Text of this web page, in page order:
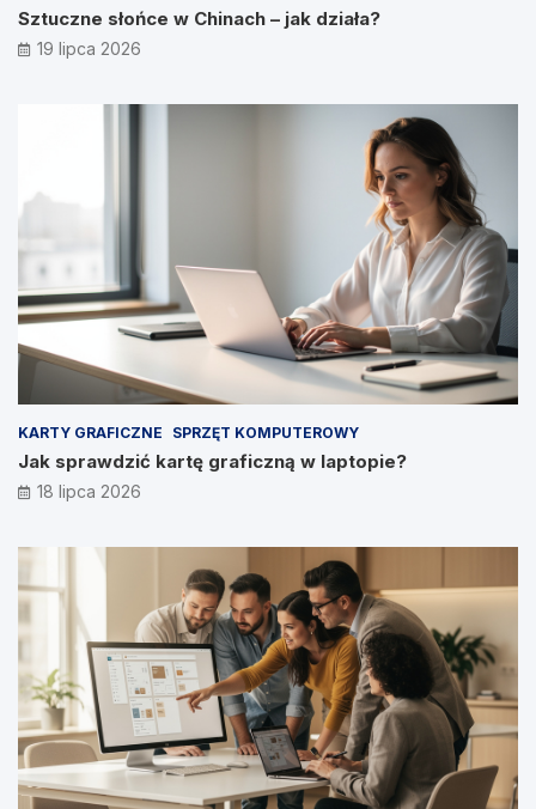
Sztuczne słońce w Chinach – jak działa?
19 lipca 2026
KARTY GRAFICZNE SPRZĘT KOMPUTEROWY
Jak sprawdzić kartę graficzną w laptopie?
18 lipca 2026